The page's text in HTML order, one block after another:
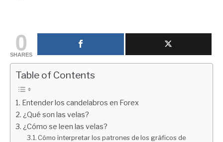
LOS MEJORES CORREDORES DE DIVISAS
LA INVERSIÓN
PAMM
CONTACT
in
Educación
financiera
0
SHARES
Table of Contents
Entender los candelabros en Forex
¿Qué son las velas?
¿Cómo se leen las velas?
Cómo interpretar los patrones de los gráficos de